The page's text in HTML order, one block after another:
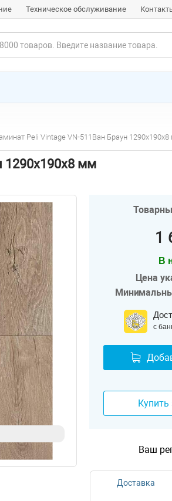
Техническое обслуживание
Peli Vintage VN-511Ван Браун
1290х190х8 мм
1
В
Цена
с
Купить
Ваш
Доставка